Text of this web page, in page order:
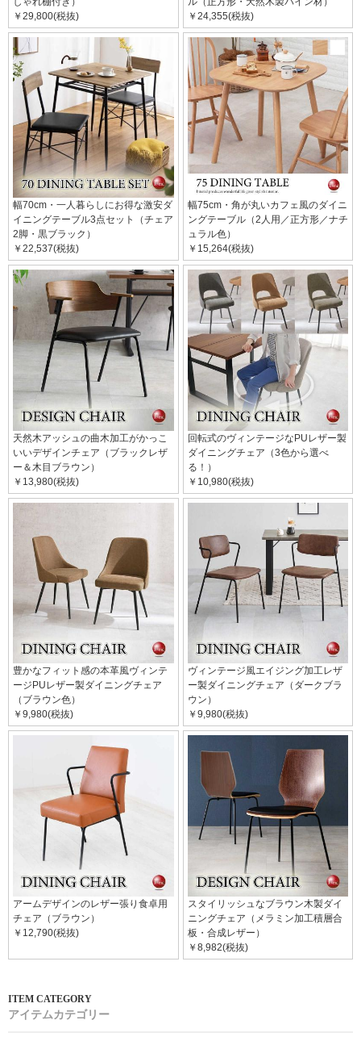
￥29,800(税抜)
￥24,355(税抜)
幅70cm・一人暮らしにお得な激安ダ
イニングテーブル3点セット（チェア
2脚・黒ブラック）
￥22,537(税抜)
幅75cm・角が丸いカフェ風のダイニ
ングテーブル（2人用／正方形／ナチ
ュラル色）
￥15,264(税抜)
天然木アッシュの曲木加工がかっこ
いいデザインチェア（ブラックレザ
ー＆木目ブラウン）
￥13,980(税抜)
回転式のヴィンテージなPUレザー製
ダイニングチェア（3色から選べ
る！）
￥10,980(税抜)
豊かなフィット感の本革風ヴィンテ
ージPUレザー製ダイニングチェア
（ブラウン色）
￥9,980(税抜)
ヴィンテージ風エイジング加工レザ
ー製ダイニングチェア（ダークブラ
ウン）
￥9,980(税抜)
アームデザインのレザー張り食卓用
チェア（ブラウン）
￥12,790(税抜)
スタイリッシュなブラウン木製ダイ
ニングチェア（メラミン加工積層合
板・合成レザー）
￥8,982(税抜)
アイテムカテゴリー